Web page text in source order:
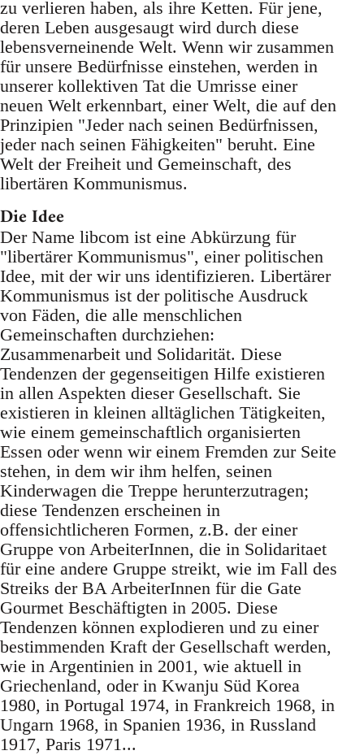
zu verlieren haben, als ihre Ketten. Für jene,
deren Leben ausgesaugt wird durch diese
lebensverneinende Welt. Wenn wir zusammen
für unsere Bedürfnisse einstehen, werden in
unserer kollektiven Tat die Umrisse einer
neuen Welt erkennbart, einer Welt, die auf den
Prinzipien "Jeder nach seinen Bedürfnissen,
jeder nach seinen Fähigkeiten" beruht. Eine
Welt der Freiheit und Gemeinschaft, des
libertären Kommunismus.
Die Idee
Der Name libcom ist eine Abkürzung für
"libertärer Kommunismus", einer politischen
Idee, mit der wir uns identifizieren. Libertärer
Kommunismus ist der politische Ausdruck
von Fäden, die alle menschlichen
Gemeinschaften durchziehen:
Zusammenarbeit und Solidarität. Diese
Tendenzen der gegenseitigen Hilfe existieren
in allen Aspekten dieser Gesellschaft. Sie
existieren in kleinen alltäglichen Tätigkeiten,
wie einem gemeinschaftlich organisierten
Essen oder wenn wir einem Fremden zur Seite
stehen, in dem wir ihm helfen, seinen
Kinderwagen die Treppe herunterzutragen;
diese Tendenzen erscheinen in
offensichtlicheren Formen, z.B. der einer
Gruppe von ArbeiterInnen, die in Solidaritaet
für eine andere Gruppe streikt, wie im Fall des
Streiks der BA ArbeiterInnen für die Gate
Gourmet Beschäftigten in 2005. Diese
Tendenzen können explodieren und zu einer
bestimmenden Kraft der Gesellschaft werden,
wie in Argentinien in 2001, wie aktuell in
Griechenland, oder in Kwanju Süd Korea
1980, in Portugal 1974, in Frankreich 1968, in
Ungarn 1968, in Spanien 1936, in Russland
1917, Paris 1971...